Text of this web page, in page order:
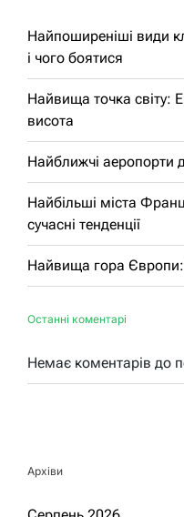
Найпоширеніші види
і чого боятися
Найвища точка світу:
висота
Найближчі аеропорти
Найбільші міста
сучасні тенденції
Найвища гора
Останні коментарі
Немає коментарів до
Архіви